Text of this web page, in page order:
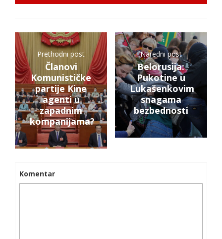
Prethodni post
Članovi
Komunističke
partije Kine
agenti u
zapadnim
kompanijama?
Naredni post
Belorusija:
Pukotine u
Lukašenkovim
snagama
bezbednosti
Komentar